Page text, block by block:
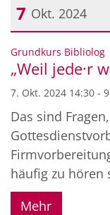
7 Okt. 2024
Datum: 7.
Grundkurs Bibliolog:
„Weil jede·r
7. Okt. 2024 14:30 -
Das sind
häufig zu hören
Mehr